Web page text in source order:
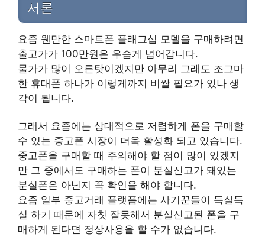
서론
요즘 웬만한 스마트폰 플래그십 모델을 구매하려면
출고가가 100만원은 우습게 넘어갑니다.
물가가 많이 오른탓이겠지만 아무리 그래도 조그마
한 휴대폰 하나가 이렇게까지 비쌀 필요가 있나 생
각이 됩니다.
그래서 요즘에는 상대적으로 저렴하게 폰을 구매할
수 있는 중고폰 시장이 더욱 활성화 되고 있습니다.
중고폰을 구매할 때 주의해야 할 점이 많이 있겠지
만 그 중에서도 구매하는 폰이 분실신고가 돼있는
분실폰은 아닌지 꼭 확인을 해야 합니다.
요즘 일부 중고거래 플랫폼에는 사기꾼들이 득실득
실 하기 때문에 자칫 잘못해서 분실신고된 폰을 구
매하게 된다면 정상사용을 할 수가 없습니다.